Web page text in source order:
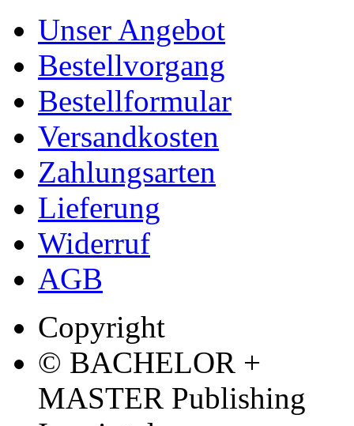
Unser Angebot
Bestellvorgang
Bestellformular
Versandkosten
Zahlungsarten
Lieferung
Widerruf
AGB
Copyright
© BACHELOR +
MASTER Publishing